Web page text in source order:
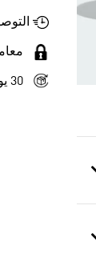
التوصيل
30 يوم إرجاع مجاني .